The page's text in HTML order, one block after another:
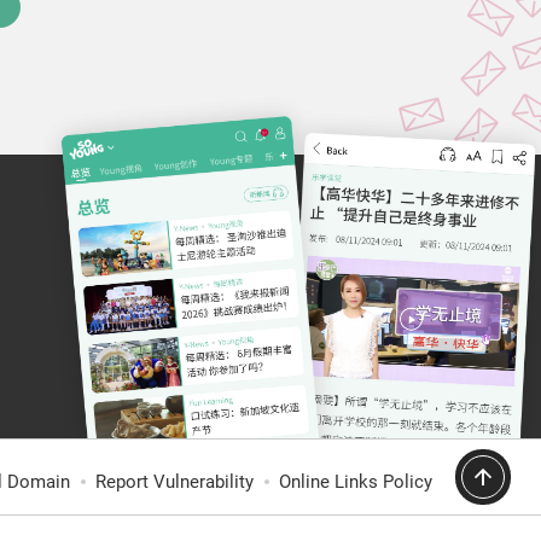
Domain Report Vulnerability Online Links Policy